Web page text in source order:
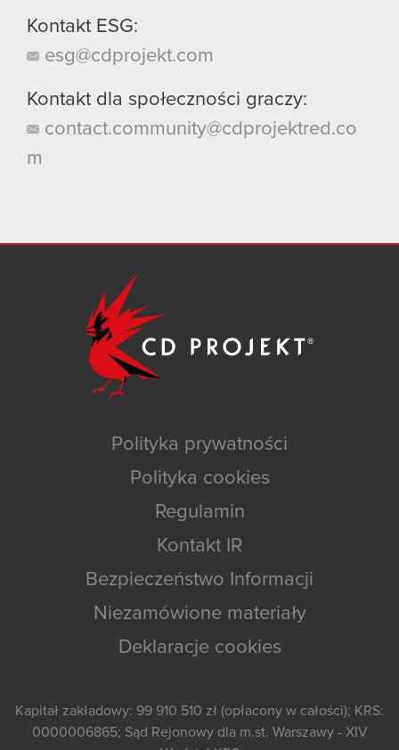
Kontakt ESG:
esg@cdprojekt.com
Kontakt dla społeczności graczy:
contact.community@cdprojektred.co
m
Polityka prywatności
Polityka cookies
Regulamin
Kontakt IR
Bezpieczeństwo Informacji
Niezamówione materiały
Deklaracje cookies
Kapitał zakładowy: 99 910 510 zł (opłacony w całości); KRS:
0000006865; Sąd Rejonowy dla m.st. Warszawy - XIV